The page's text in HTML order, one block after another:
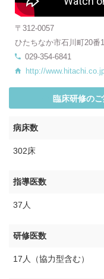
〒312-0057
ひたちなか市石川町20番1
029-354-6841
http://
臨床研修の
病床数
302床
指導医数
37人
研修医数
17人（協力型含む）